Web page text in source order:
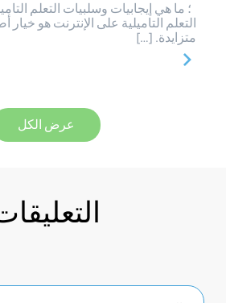
؛ ما هي إيجابيات وسلبيات التعلم
التعلم التاميلية على الإنترنت هو خيار
متزايدة. […]
عرض الكل